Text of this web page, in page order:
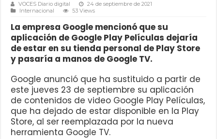
VOCES Diario digital
24 de septiembre de 2021
Internacional
53 Views
La empresa Google mencionó que su
aplicación de Google Play Películas dejaría
de estar en su tienda personal de Play Store
y pasaría a manos de Google TV.
Google anunció que ha sustituido a partir de
este jueves 23 de septiembre su aplicación
de contenidos de video Google Play Películas,
que ha dejado de estar disponible en la Play
Store, al ser reemplazada por la nueva
herramienta Google TV.